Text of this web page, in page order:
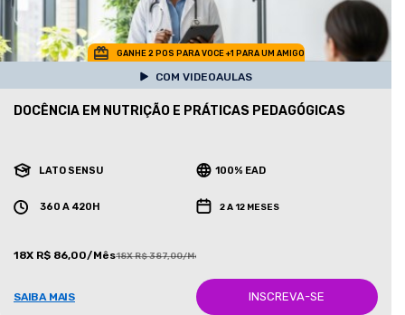
GANHE 2 POS PARA VOCE +1 PARA UM AMIGO
COM VIDEOAULAS
DOCÊNCIA EM NUTRIÇÃO E PRÁTICAS PEDAGÓGICAS
LATO SENSU 100% EAD
360 A 420H 2 A 12 MESES
18X R$ 86,00/Mês18X R$ 387,00/Mês
SAIBA MAIS INSCREVA-SE